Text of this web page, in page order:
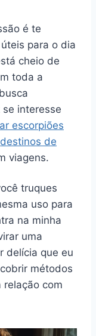
é te
para o dia
cheio de
toda a
interesse
escorpiões
destinos de
viagens.
truques
uso para
na minha
uma
delícia que eu
métodos
relação com